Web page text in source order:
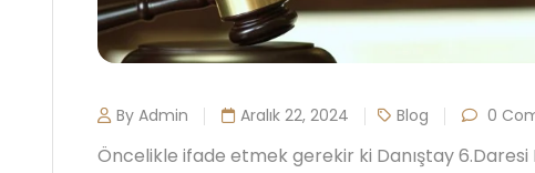
By Admin Aralık 22, 2024 Blog 0
Öncelikle ifade etmek gerekir ki Danıştay 6.Daresi